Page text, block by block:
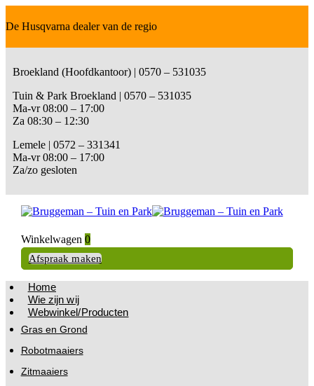
De Husqvarna dealer van de regio
Broekland (Hoofdkantoor) | 0570 – 531035
Tuin & Park Broekland | 0570 – 531035
Ma-vr 08:00 – 17:00
Za 08:30 – 12:30
Lemele | 0572 – 331341
Ma-vr 08:00 – 17:00
Za/zo gesloten
Winkelwagen 0
Afspraak maken
Home
Wie zijn wij
Webwinkel/Producten
Gras en Grond
Robotmaaiers
Zitmaaiers